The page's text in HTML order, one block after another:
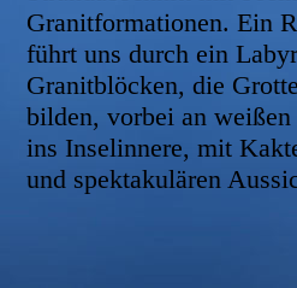
Granitformationen. Ein
führt uns durch ein
Granitblöcken, die
bilden, vorbei an weißen
ins Inselinnere, mit
und spektakulären